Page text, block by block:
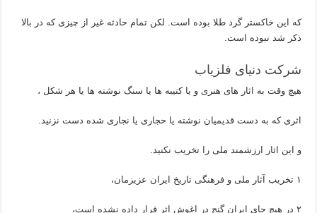
که این خاکستر گرد طلا بوده است. لکن تمام حادثه غیر از چیزی که در بالا
ذکر شد نبوده است.
شرکت دنیای فلزیاب
هیچ وقت به اثار های هنری و یا کتیبه ها یا سنگ نوشته ها یا هر شکل ،
اثری که به دست قدیمیان نوشته یا حجاری یا نجاری شده دست نزنید.
و این اثار ارزشمند ملی را تخریب نکنید.
۱ تخریب آثار ملی و فرهنگی تاریخ ایران عزیزمان،
۲ در هیچ جای ایران گنج در اغوش اثر قرار داده نشده است،